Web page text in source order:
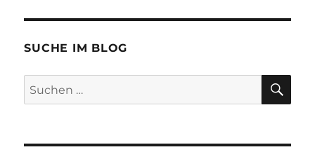
SUCHE IM BLOG
Suchen
nach: